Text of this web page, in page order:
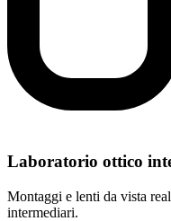
Laboratorio ottico
Montaggi e lenti da vista
intermediari.